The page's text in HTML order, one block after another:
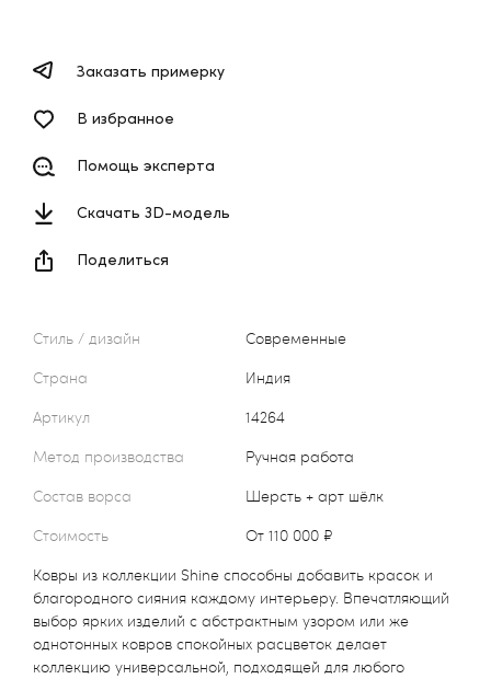
Стиль / дизайн
Современные
Страна
Индия
Артикул
14264
Метод производства
Ручная работа
Состав ворса
Шерсть + арт шёлк
Стоимость
от 110 000 ₽
Ковры из коллекции Shine способны добавить красок и
благородного сияния каждому интерьеру. Впечатляющий
выбор ярких изделий с абстрактным узором или же
однотонных ковров спокойных расцветок делает
коллекцию универсальной, подходящей для любого
Заказать примерку
В избранное
Помощь эксперта
Скачать 3D-модель
Поделиться